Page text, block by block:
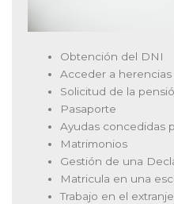
Obtención del DNI
Acceder a herencias
Solicitud de la
Pasaporte
Ayudas concedidas
Matrimonios
Gestión de una
Matricula en una
Trabajo en el